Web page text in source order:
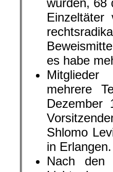
wurden, 68
es habe
Mitglieder
mehrere
Dezember
Shlomo
in Erlangen.
Nach den